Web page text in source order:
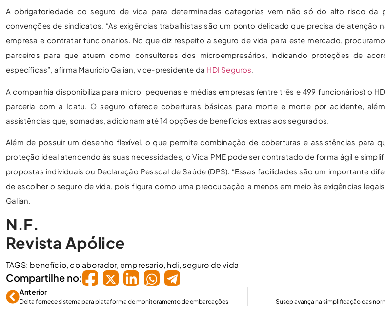
A obrigatoriedade do seguro de vida para determinadas categorias vem não só do alto risco da
convenções de sindicatos. “As exigências trabalhistas são um ponto delicado que precisa de atenção
empresa e contratar funcionários. No que diz respeito a seguro de vida para este mercado,
parceiros para que atuem como consultores dos microempresários, indicando proteções de
específicas”, afirma Mauricio Galian, vice-presidente da HDI Seguros.
A companhia disponibiliza para micro, pequenas e médias empresas (entre três e 499 funcionários) o
parceria com a Icatu. O seguro oferece coberturas básicas para morte e morte por acidente,
assistências que, somadas, adicionam até 14 opções de benefícios extras aos segurados.
Além de possuir um desenho flexível, o que permite combinação de coberturas e assistências para
proteção ideal atendendo às suas necessidades, o Vida PME pode ser contratado de forma ágil e
propostas individuais ou Declaração Pessoal de Saúde (DPS). “Essas facilidades são um importante
de escolher o seguro de vida, pois figura como uma preocupação a menos em meio às exigências
Galian.
N.F.
Revista Apólice
TAGS: benefício, colaborador,empresario, hdi, seguro de vida
Compartilhe no:
Anterior
Delta fornece sistema para plataforma de monitoramento de embarcações Susep avança na simplificação das